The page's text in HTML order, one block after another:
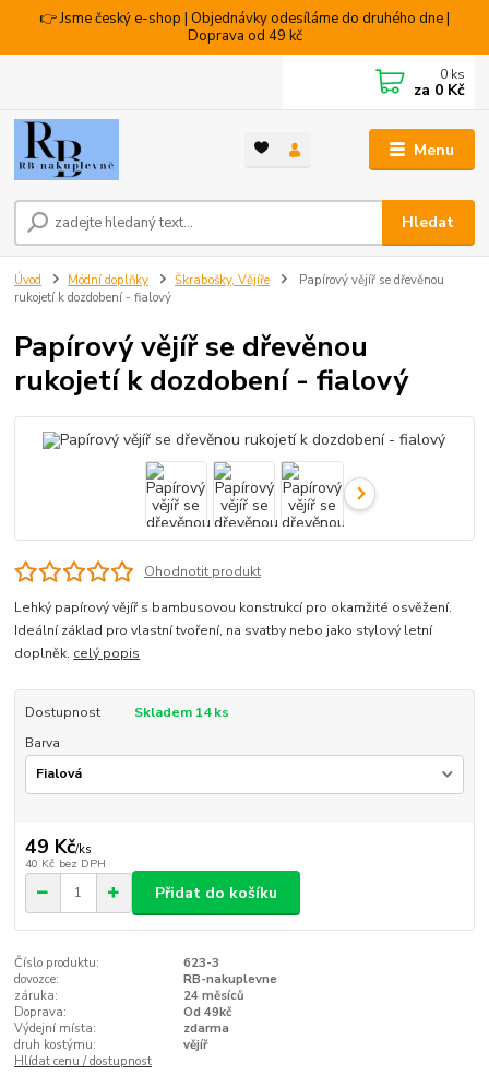
👉 Jsme český e-shop | Objednávky odesíláme do druhého dne |
Doprava od 49 kč
Menu
Hledat
0 ks
za 0 Kč
Úvod Módní doplňky Škrabošky, Vějíře
Papírový vějíř se dřevěnou
rukojetí k dozdobení - fialový
Papírový vějíř se dřevěnou
rukojetí k dozdobení - fialový
Ohodnotit produkt
Lehký papírový vějíř s bambusovou konstrukcí pro okamžité osvěžení.
Ideální základ pro vlastní tvoření, na svatby nebo jako stylový letní
doplněk. celý popis
Dostupnost
Skladem 14 ks
Barva
49 Kč/ks
40 Kč bez DPH
Přidat do košíku
Číslo produktu:
623-3
dovozce:
RB-nakuplevne
záruka:
24 měsíců
Doprava:
Od 49kč
Výdejní místa:
zdarma
druh kostýmu:
vějíř
Hlídat cenu / dostupnost